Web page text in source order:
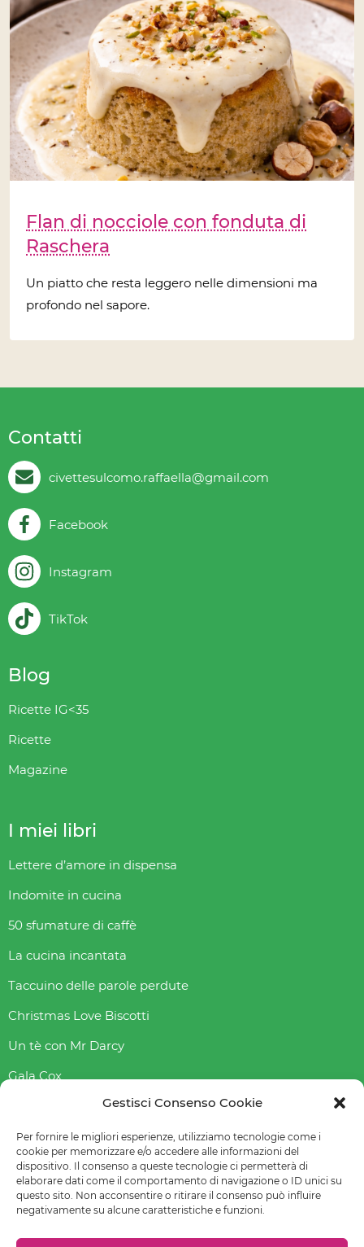
Gestisci Consenso Cookie
Per fornire le migliori esperienze, utilizziamo tecnologie come i
cookie per memorizzare e/o accedere alle informazioni del
dispositivo. Il consenso a queste tecnologie ci permetterà di
elaborare dati come il comportamento di navigazione o ID unici su
questo sito. Non acconsentire o ritirare il consenso può influire
negativamente su alcune caratteristiche e funzioni.
Flan di nocciole con fonduta di
Raschera
Un piatto che resta leggero nelle dimensioni ma
profondo nel sapore.
Contatti
civettesulcomo.raffaella@gmail.com
Facebook
Instagram
TikTok
Blog
Ricette IG<35
Ricette
Magazine
I miei libri
Lettere d’amore in dispensa
Indomite in cucina
50 sfumature di caffè
La cucina incantata
Taccuino delle parole perdute
Christmas Love Biscotti
Un tè con Mr Darcy
Gala Cox
Indice gliceAmico
Abbasso l’indice glicemico
© 2022-2023 Raffaella Fenoglio – La mia email è
raffaellafenoglio@yahoo.it